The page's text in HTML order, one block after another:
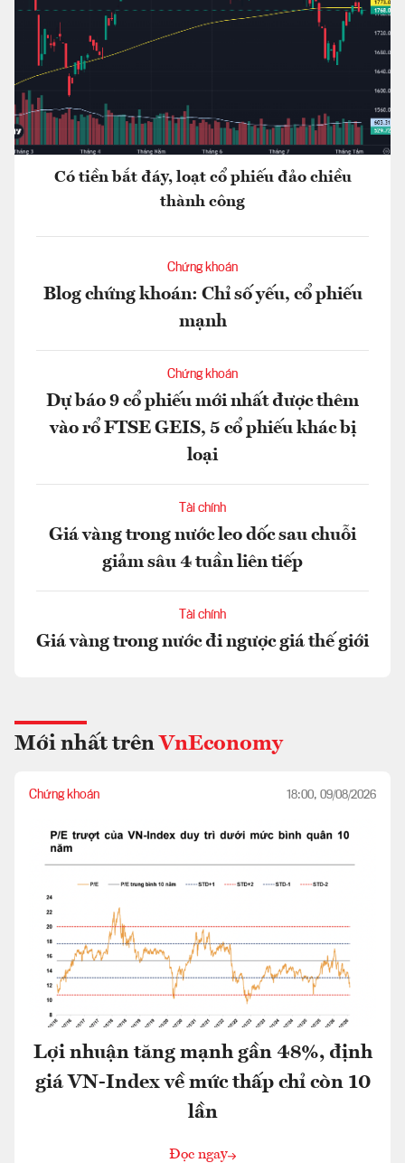
Có tiền bắt đáy, loạt cổ phiếu đảo chiều
thành công
Chứng khoán
Blog chứng khoán: Chỉ số yếu, cổ phiếu
mạnh
Chứng khoán
Dự báo 9 cổ phiếu mới nhất được thêm
vào rổ FTSE GEIS, 5 cổ phiếu khác bị
loại
Tài chính
Giá vàng trong nước leo dốc sau chuỗi
giảm sâu 4 tuần liên tiếp
Tài chính
Giá vàng trong nước đi ngược giá thế giới
Mới nhất trên VnEconomy
Chứng khoán 18:00, 09/08/2026
Lợi nhuận tăng mạnh gần 48%, định
giá VN-Index về mức thấp chỉ còn 10
lần
Đọc ngay